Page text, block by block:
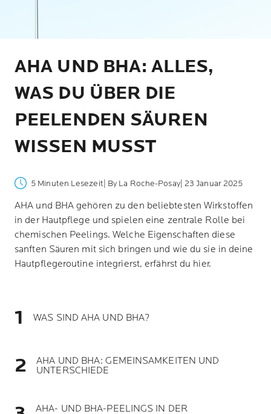
AHA UND BHA: ALLES,
WAS DU ÜBER DIE
PEELENDEN SÄUREN
WISSEN MUSST
5 Minuten Lesezeit | By La Roche-Posay| 23 Januar 2025
AHA und BHA gehören zu den beliebtesten Wirkstoffen
in der Hautpflege und spielen eine zentrale Rolle bei
chemischen Peelings. Welche Eigenschaften diese
sanften Säuren mit sich bringen und wie du sie in deine
Hautpflegeroutine integrierst, erfährst du hier.
WAS SIND AHA UND BHA?
AHA UND BHA: GEMEINSAMKEITEN UND
UNTERSCHIEDE
AHA- UND BHA-PEELINGS IN DER